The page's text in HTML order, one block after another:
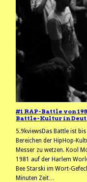
#1 RAP-Battle von
Battle-Kultur in
5.9kviewsDas Battle ist
Bereichen der HipHop-
Messer zu wetzen. Kool
1981 auf der Harlem
Bee Starski im Wort-
Minuten Zeit…